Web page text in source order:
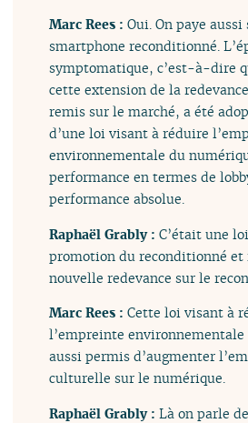
Marc Rees :Oui. On paye aussi
smartphone reconditionné.
symptomatique, c’est-à-dire
cette extension de la
remis sur le marché, a été
d’une loi visant à réduire
environnementale du
performance en termes de
performance absolue.
Raphaël Grably :C’était une
promotion du reconditionné
nouvelle redevance sur le
Marc Rees :Cette loi visant à
l’empreinte
aussi permis d’augmenter
culturelle sur le numérique.
Raphaël Grably :Là on parle